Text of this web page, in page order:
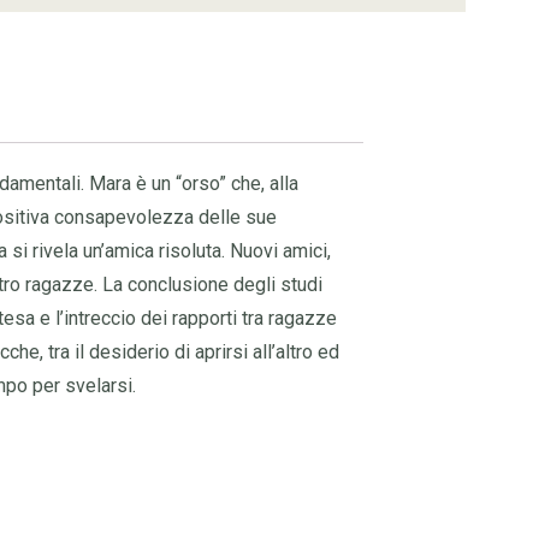
Mara è un “orso” che, alla
consapevolezza delle sue
rivela un’amica risoluta. Nuovi amici,
ragazze. La conclusione degli studi
e l’intreccio dei rapporti tra ragazze
tra il desiderio di aprirsi all’altro ed
per svelarsi.